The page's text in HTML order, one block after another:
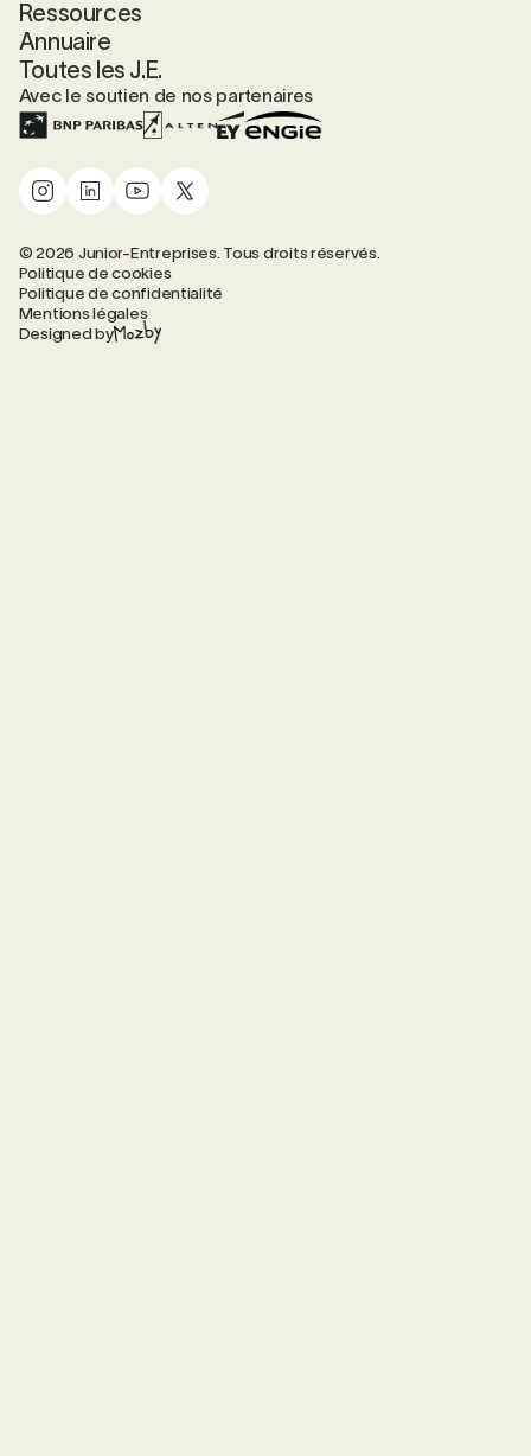
Ressources
Annuaire
Toutes les J.E.
Avec le soutien de nos partenaires
© 2026 Junior-Entreprises. Tous droits réservés.
Politique de cookies
Politique de confidentialité
Mentions légales
Designed by